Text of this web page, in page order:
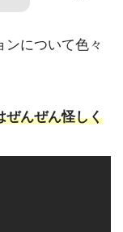
ンについて色々
ぜんぜん怪しく